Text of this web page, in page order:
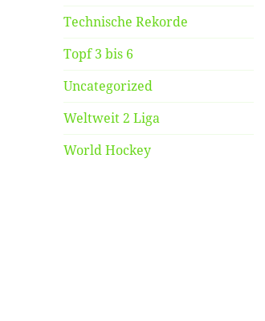
Technische Rekorde
Topf 3 bis 6
Uncategorized
Weltweit 2 Liga
World Hockey